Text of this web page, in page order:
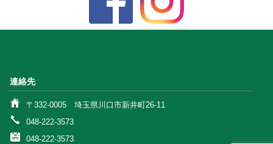
連絡先
〒332-0005 埼玉県川口市新井町26-11
048-222-3573
048-222-3573